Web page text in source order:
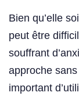
Bien qu’elle
peut être
souffrant
approche
important